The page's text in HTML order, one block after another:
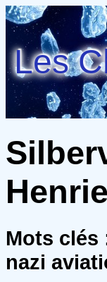
Les
Mots clés
nazi